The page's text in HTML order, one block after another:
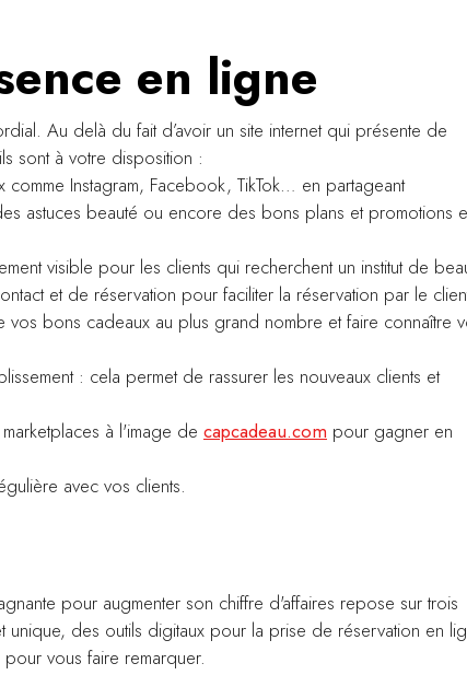
en ligne
Au delà du fait d’avoir un site internet qui présente de
sont à votre disposition :
Instagram, Facebook, TikTok… en partageant
astuces beauté ou encore des bons plans et promotions
visible pour les clients qui recherchent un institut de
et de réservation pour faciliter la réservation par le
bons cadeaux au plus grand nombre et faire connaître
: cela permet de rassurer les nouveaux clients et
à l'image de capcadeau.com pour gagner en
avec vos clients.
pour augmenter son chiffre d'affaires repose sur trois
des outils digitaux pour la prise de réservation en
vous faire remarquer.